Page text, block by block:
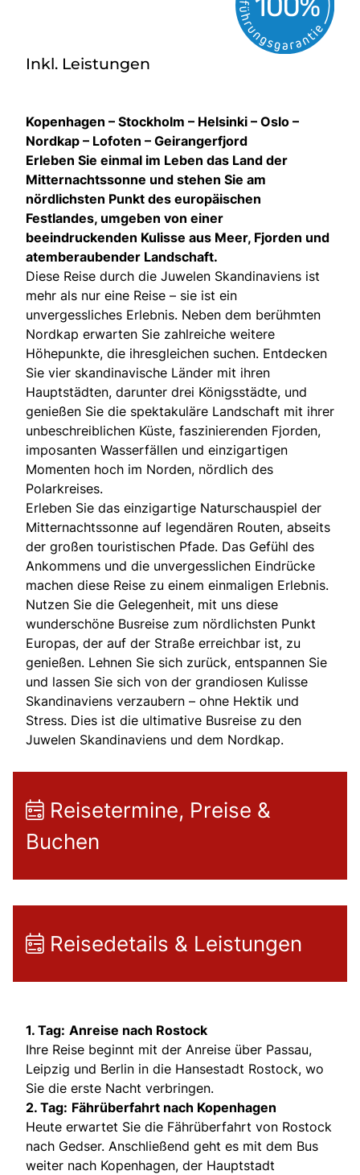
Inkl. Leistungen
Kopenhagen – Stockholm – Helsinki – Oslo –
Nordkap – Lofoten – Geirangerfjord
Erleben Sie einmal im Leben das Land der
Mitternachtssonne und stehen Sie am
nördlichsten Punkt des europäischen
Festlandes, umgeben von einer
beeindruckenden Kulisse aus Meer, Fjorden und
atemberaubender Landschaft.
Diese Reise durch die Juwelen Skandinaviens ist
mehr als nur eine Reise – sie ist ein
unvergessliches Erlebnis. Neben dem berühmten
Nordkap erwarten Sie zahlreiche weitere
Höhepunkte, die ihresgleichen suchen. Entdecken
Sie vier skandinavische Länder mit ihren
Hauptstädten, darunter drei Königsstädte, und
genießen Sie die spektakuläre Landschaft mit ihrer
unbeschreiblichen Küste, faszinierenden Fjorden,
imposanten Wasserfällen und einzigartigen
Momenten hoch im Norden, nördlich des
Polarkreises.
Erleben Sie das einzigartige Naturschauspiel der
Mitternachtssonne auf legendären Routen, abseits
der großen touristischen Pfade. Das Gefühl des
Ankommens und die unvergesslichen Eindrücke
machen diese Reise zu einem einmaligen Erlebnis.
Nutzen Sie die Gelegenheit, mit uns diese
wunderschöne Busreise zum nördlichsten Punkt
Europas, der auf der Straße erreichbar ist, zu
genießen. Lehnen Sie sich zurück, entspannen Sie
und lassen Sie sich von der grandiosen Kulisse
Skandinaviens verzaubern – ohne Hektik und
Stress. Dies ist die ultimative Busreise zu den
Juwelen Skandinaviens und dem Nordkap.
Reisetermine, Preise &
Buchen
Reisedetails & Leistungen
1. Tag: Anreise nach Rostock
Ihre Reise beginnt mit der Anreise über Passau,
Leipzig und Berlin in die Hansestadt Rostock, wo
Sie die erste Nacht verbringen.
2. Tag: Fährüberfahrt nach Kopenhagen
Heute erwartet Sie die Fährüberfahrt von Rostock
nach Gedser. Anschließend geht es mit dem Bus
weiter nach Kopenhagen, der Hauptstadt